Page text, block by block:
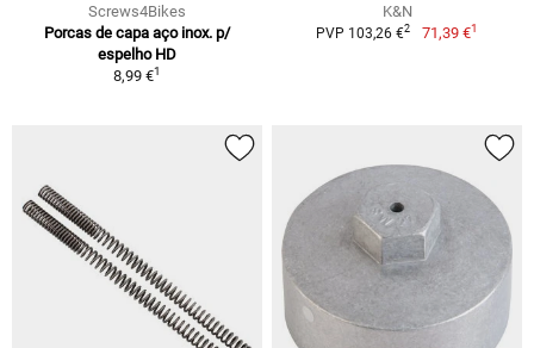
Screws4Bikes
Porcas de capa aço inox. p/
espelho HD
8,99 €1
K&N
PVP 103,26 €2 71,39 €1